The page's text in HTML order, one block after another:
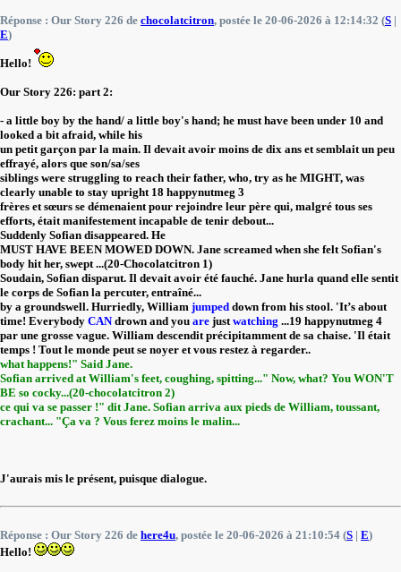
Réponse : Our Story 226 de chocolatcitron, postée le 20-06-2026 à 12:14:32 (S |
E)
Hello!
Our Story 226: part 2:
- a little boy by the hand/ a little boy's hand; he must have been under 10 and
looked a bit afraid, while his
un petit garçon par la main. Il devait avoir moins de dix ans et semblait un peu
effrayé, alors que son/sa/ses
siblings were struggling to reach their father, who, try as he MIGHT, was
clearly unable to stay upright 18 happynutmeg 3
frères et sœurs se démenaient pour rejoindre leur père qui, malgré tous ses
efforts, était manifestement incapable de tenir debout...
Suddenly Sofian disappeared. He
MUST HAVE BEEN MOWED DOWN. Jane screamed when she felt Sofian's
body hit her, swept ...(20-Chocolatcitron 1)
Soudain, Sofian disparut. Il devait avoir été fauché. Jane hurla quand elle sentit
le corps de Sofian la percuter, entraîné...
by a groundswell. Hurriedly, William jumped down from his stool. 'It’s about
time! Everybody CANdrown and you are just watching ...19 happynutmeg 4
par une grosse vague. William descendit précipitamment de sa chaise. 'Il était
temps ! Tout le monde peut se noyer et vous restez à regarder..
what happens!" Said Jane.
Sofian arrived at William's feet, coughing, spitting..." Now, what? You WON'T
BE so cocky...(20-chocolatcitron 2)
ce qui va se passer !" dit Jane. Sofian arriva aux pieds de William, toussant,
crachant... "Ça va ? Vous ferez moins le malin...
J'aurais mis le présent, puisque dialogue.
Réponse : Our Story 226 de here4u, postée le 20-06-2026 à 21:10:54 (S | E)
Hello!